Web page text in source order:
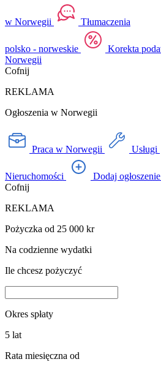
w Norwegii Tłumaczenia
polsko - norweskie Korekta
Norwegii
Cofnij
REKLAMA
Ogłoszenia w Norwegii
Praca w Norwegii Usługi
Nieruchomości Dodaj ogłoszenie
Cofnij
REKLAMA
Pożyczka od 25 000 kr
Na codzienne wydatki
Ile chcesz pożyczyć
Okres spłaty
5 lat
Rata miesięczna od